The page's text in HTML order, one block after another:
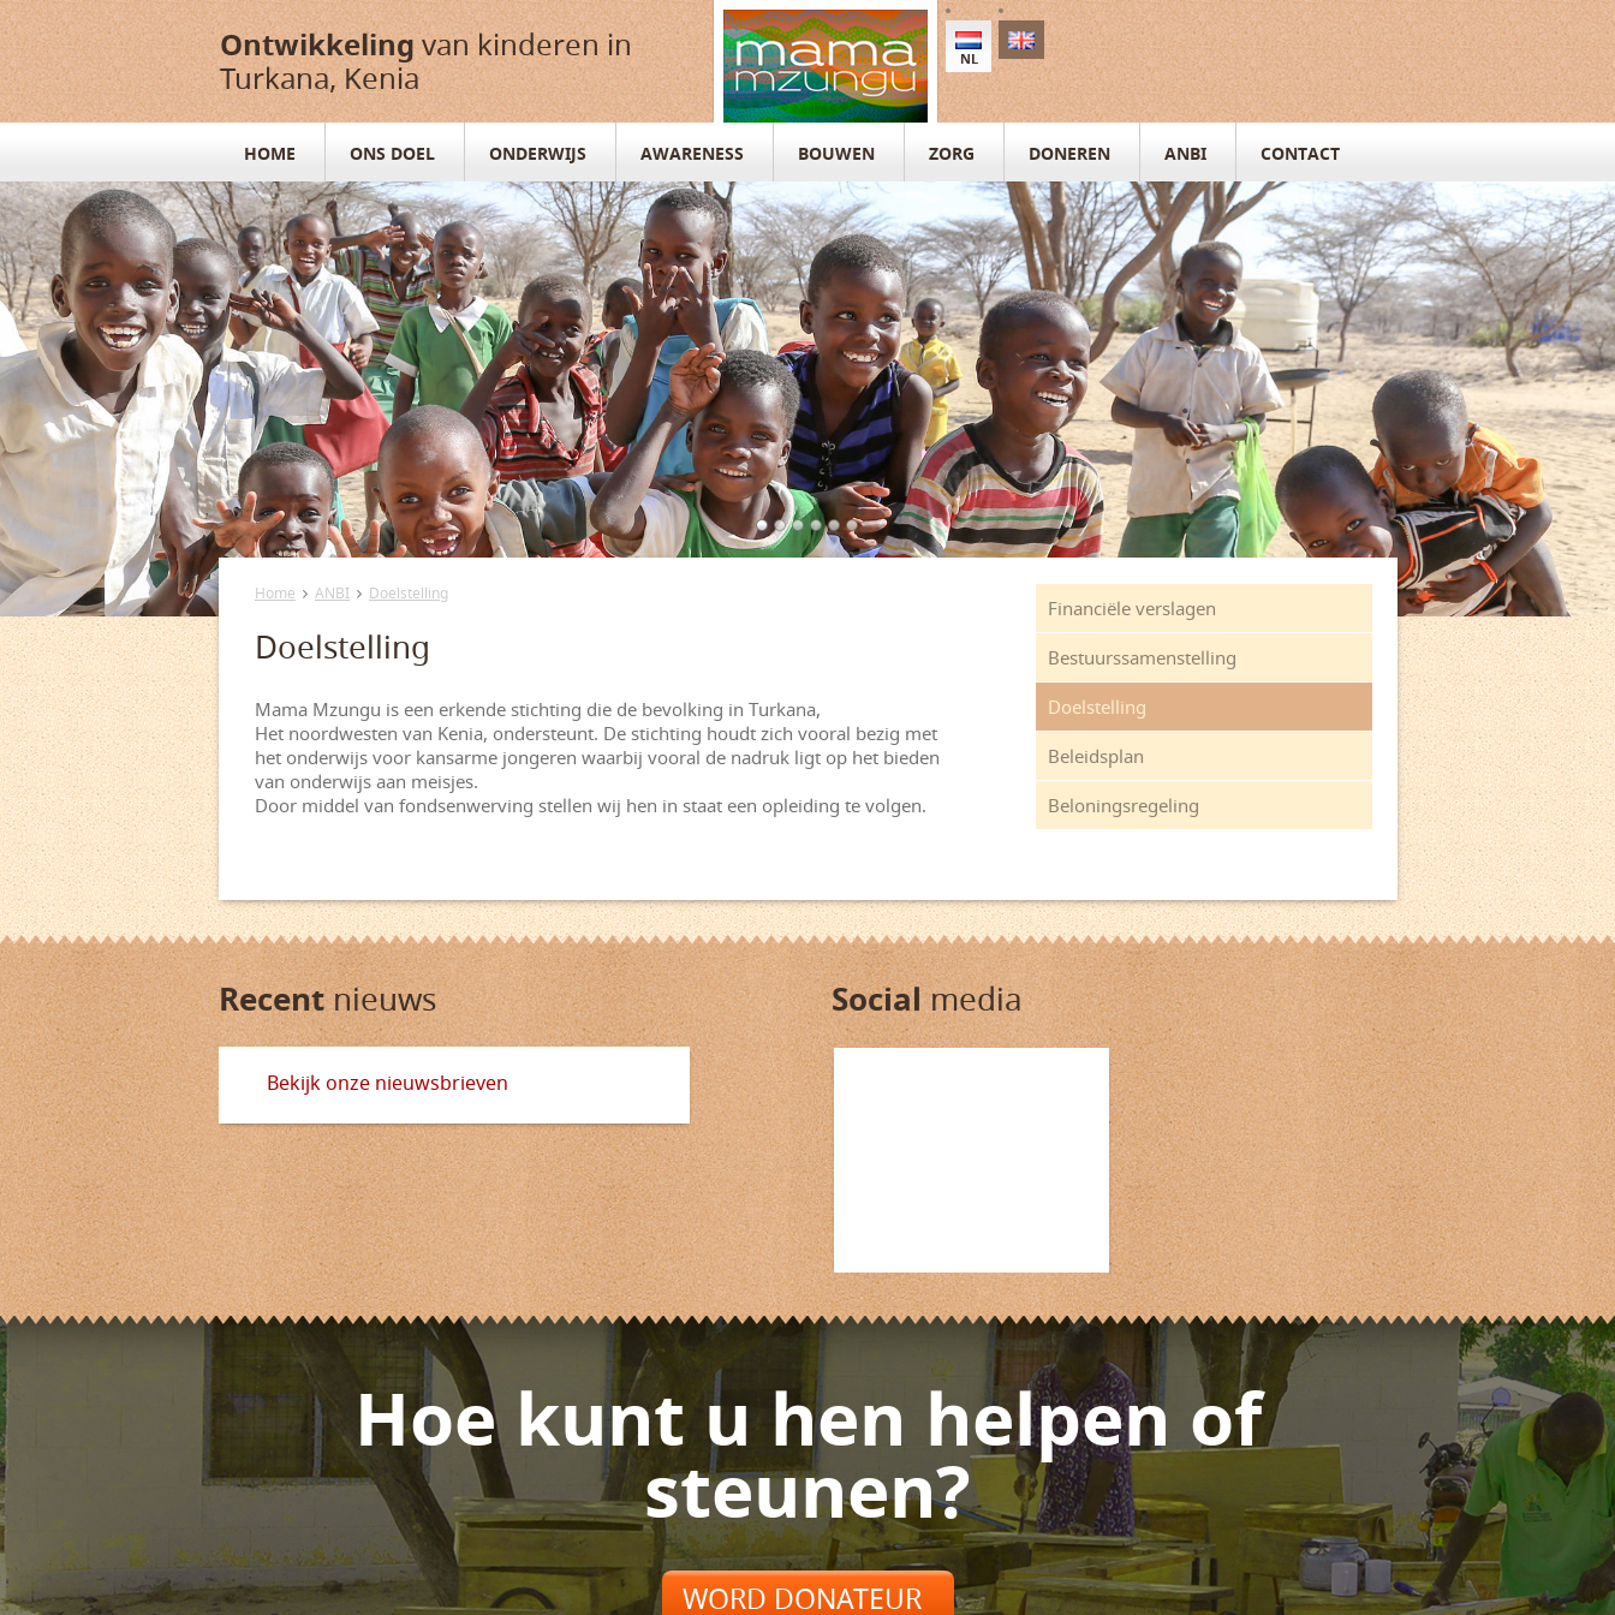
Ontwikkelingvan kinderen in
Turkana, Kenia
NL
HOME ONS DOEL ONDERWIJS AWARENESS BOUWEN ZORG DONEREN ANBI CONTACT
Home ANBI Doelstelling
Doelstelling
Mama Mzungu is een erkende stichting die de bevolking in Turkana,
Het noordwesten van Kenia, ondersteunt. De stichting houdt zich vooral bezig met
het onderwijs voor kansarme jongeren waarbij vooral de nadruk ligt op het bieden
van onderwijs aan meisjes.
Door middel van fondsenwerving stellen wij hen in staat een opleiding te volgen.
Financiële verslagen
Bestuurssamenstelling
Doelstelling
Beleidsplan
Beloningsregeling
Recentnieuws
Bekijk onze nieuwsbrieven
Socialmedia
Hoe kunt u hen helpen of
steunen?
WORD DONATEUR